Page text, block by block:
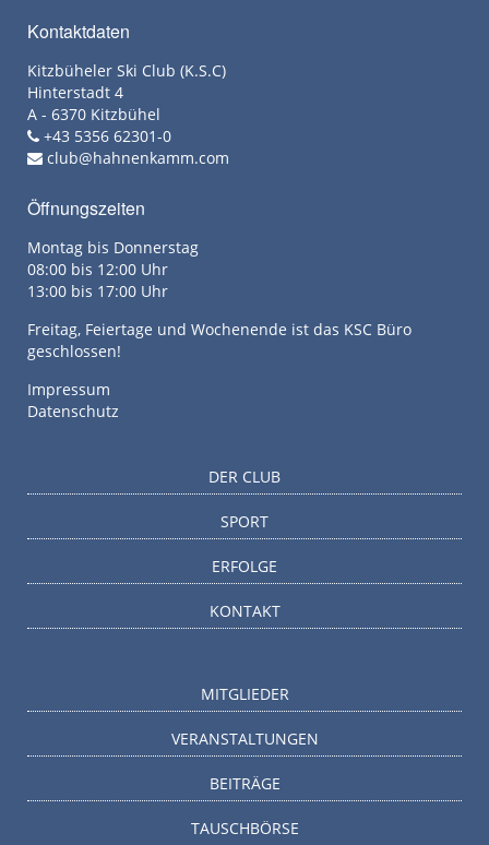
Kontaktdaten
Kitzbüheler Ski Club (K.S.C)
Hinterstadt 4
A - 6370 Kitzbühel
+43 5356 62301-0
club@hahnenkamm.com
Öffnungszeiten
Montag bis Donnerstag
08:00 bis 12:00 Uhr
13:00 bis 17:00 Uhr
Freitag, Feiertage und Wochenende ist das KSC Büro
geschlossen!
Impressum
Datenschutz
DER CLUB
SPORT
ERFOLGE
KONTAKT
MITGLIEDER
VERANSTALTUNGEN
BEITRÄGE
TAUSCHBÖRSE